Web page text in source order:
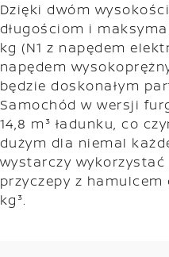
Dzięki dwóm
długościom i
kg (N1 z napędem
napędem
będzie doskonałym
Samochód w wersji
14,8 m³ ładunku, co
dużym dla niemal
wystarczy
przyczepy z
kg³.